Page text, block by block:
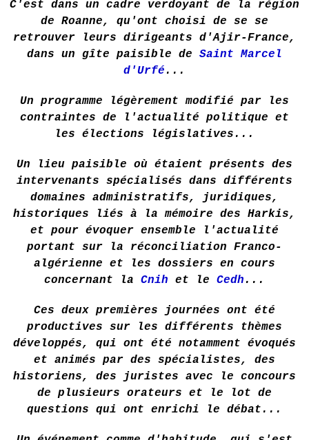
C'est dans un cadre verdoyant de la région
de Roanne, qu'ont choisi de se se
retrouver leurs dirigeants d'Ajir-France,
dans un gîte paisible de
Saint Marcel
d'Urfé ...
Un programme légèrement modifié par les
contraintes de l'actualité politique et
les élections législatives...
Un lieu paisible où étaient présents des
intervenants spécialisés dans différents
domaines administratifs, juridiques,
historiques liés à la mémoire des Harkis,
et pour évoquer ensemble l'actualité
portant sur la réconciliation Franco-
algérienne et les dossiers en cours
concernant la Cnih et le Cedh ...
Ces deux premières journées ont été
productives sur les différents thèmes
développés, qui ont été notamment évoqués
et animés par des spécialistes, des
historiens, des juristes avec le concours
de plusieurs orateurs et le lot de
questions qui ont enrichi le débat...